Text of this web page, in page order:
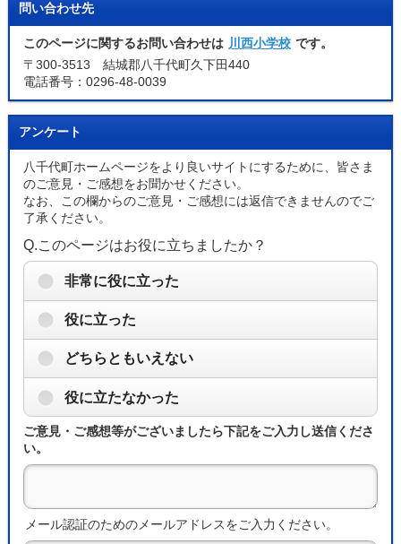
問い合わせ先
このページに関するお問い合わせは 川西小学校 です。
〒300-3513 結城郡八千代町久下田440
電話番号：0296-48-0039
アンケート
八千代町ホームページをより良いサイトにするために、皆さま
のご意見・ご感想をお聞かせください。
なお、この欄からのご意見・ご感想には返信できませんのでご
了承ください。
Q.このページはお役に立ちましたか？
非常に役に立った
役に立った
どちらともいえない
役に立たなかった
ご意見・ご感想等がございましたら下記をご入力し送信くださ
い。
メール認証のためのメールアドレスをご入力ください。